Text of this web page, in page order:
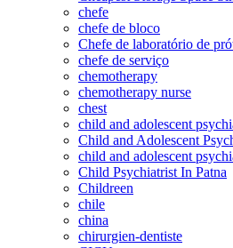
chefe
chefe de bloco
Chefe de laboratório de
chefe de serviço
chemotherapy
chemotherapy nurse
chest
child and adolescent
Child and Adolescent
child and adolescent
Child Psychiatrist In Patna
Childreen
chile
china
chirurgien-dentiste